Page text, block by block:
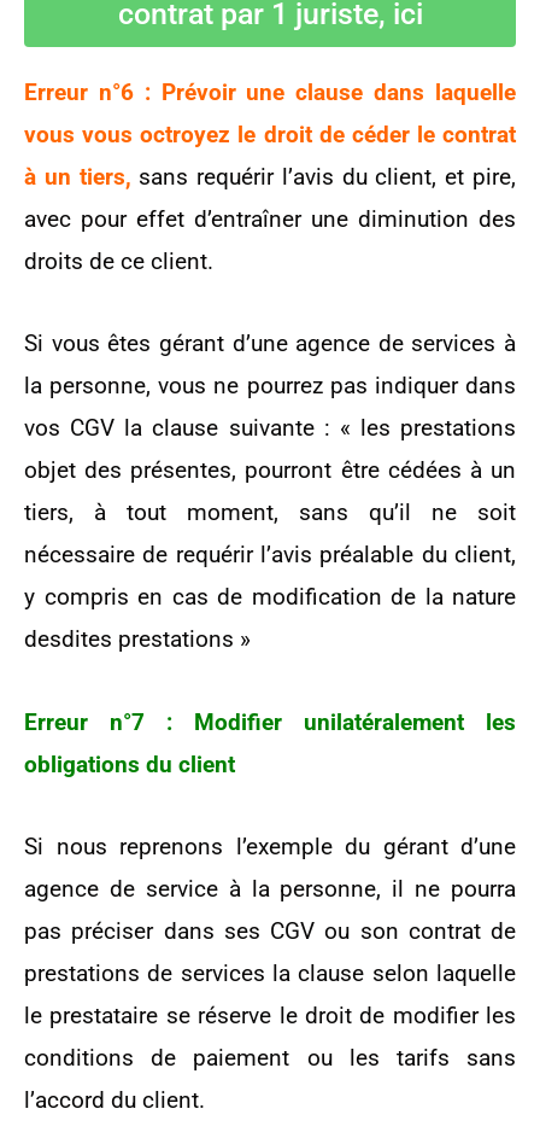
contrat par 1 juriste, ici
Erreur n°6 : Prévoir une clause dans laquelle
vous vous octroyez le droit de céder le contrat
à un tiers, sans requérir l’avis du client, et pire,
avec pour effet d’entraîner une diminution des
droits de ce client.
Si vous êtes gérant d’une agence de services à
la personne, vous ne pourrez pas indiquer dans
vos CGV la clause suivante : « les prestations
objet des présentes, pourront être cédées à un
tiers, à tout moment, sans qu’il ne soit
nécessaire de requérir l’avis préalable du client,
y compris en cas de modification de la nature
desdites prestations »
Erreur n°7 : Modifier unilatéralement les
obligations du client
Si nous reprenons l’exemple du gérant d’une
agence de service à la personne, il ne pourra
pas préciser dans ses CGV ou son contrat de
prestations de services la clause selon laquelle
le prestataire se réserve le droit de modifier les
conditions de paiement ou les tarifs sans
l’accord du client.